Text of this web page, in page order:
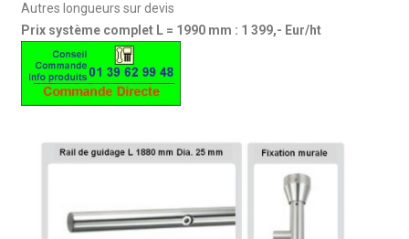
Autres longueurs sur devis
Prix système complet L = 1990 mm : 1 399,- Eur/ht